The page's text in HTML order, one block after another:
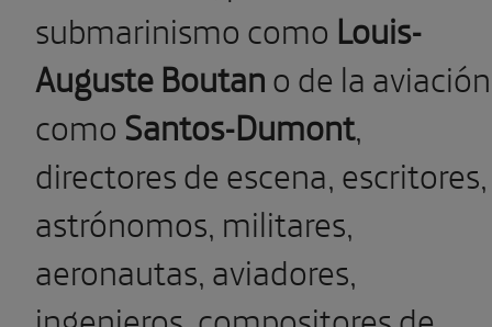
submarinismo como Louis-
Auguste Boutano de la aviación
como Santos-Dumont,
directores de escena, escritores,
astrónomos, militares,
aeronautas, aviadores,